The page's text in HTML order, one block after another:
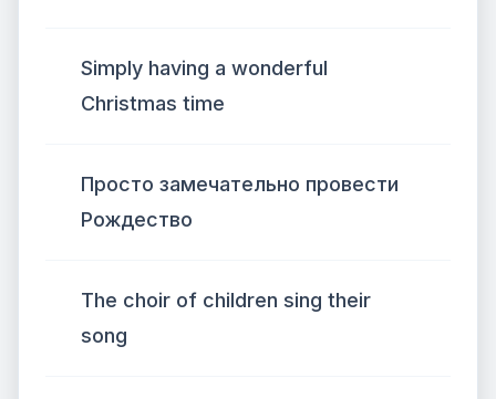
Simply having a wonderful
Christmas time
Просто замечательно провести
Рождество
The choir of children sing their
song